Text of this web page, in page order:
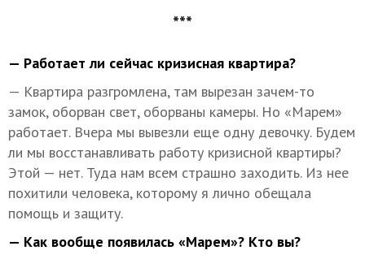
***
— Работает ли сейчас кризисная квартира?
— Квартира разгромлена, там вырезан зачем-то
замок, оборван свет, оборваны камеры. Но «Марем»
работает. Вчера мы вывезли еще одну девочку. Будем
ли мы восстанавливать работу кризисной квартиры?
Этой — нет. Туда нам всем страшно заходить. Из нее
похитили человека, которому я лично обещала
помощь и защиту.
— Как вообще появилась «Марем»? Кто вы?